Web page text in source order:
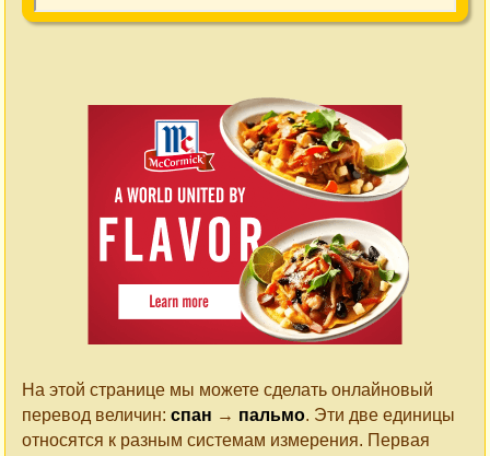
На этой странице мы можете сделать онлайновый
перевод величин: спан → пальмо. Эти две единицы
относятся к разным системам измерения. Первая